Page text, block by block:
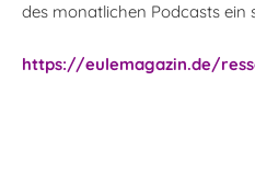
des monatlichen Podcasts ein
https://eulemagazin.de/